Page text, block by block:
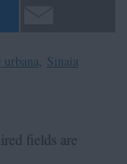
urbana Sinaia
fields are